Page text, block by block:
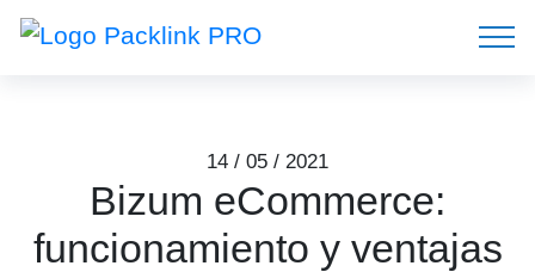
14 / 05 / 2021
Bizum eCommerce:
funcionamiento y ventajas